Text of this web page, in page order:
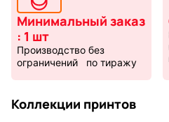
Минимальный заказ
: 1 шт
Производство без
ограничений по тиражу
Коллекции принтов